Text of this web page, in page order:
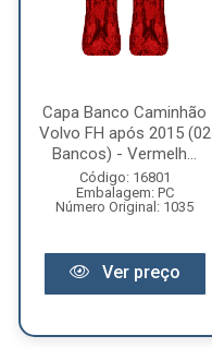
Capa Banco Caminhão
Volvo FH após 2015 (02
Bancos) - Vermelh...
Código: 16801
Embalagem: PC
Número Original: 1035
Ver preço